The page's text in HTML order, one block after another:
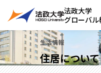
法政大学
グローバ
生活情報
住居について